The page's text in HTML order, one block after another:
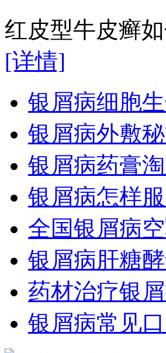
红皮型牛皮癣
[详情]
银屑病细胞
银屑病外敷
银屑病药膏
银屑病怎样
全国银屑病
银屑病肝糖
药材治疗银
银屑病常见